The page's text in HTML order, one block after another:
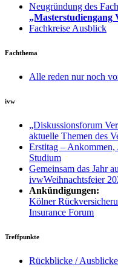
Neugründung des
„Masterstudiengang
Fachkreise Ausblick
Fachthema
Alle reden nur noch
ivw
„Diskussionsforum
aktuelle Themen des
Erstitag – Ankommen,
Studium
Gemeinsam das Jahr
ivwWeihnachtsfeier
Ankündigungen:
Kölner
Insurance Forum
Treffpunkte
Rückblicke / Ausblicke